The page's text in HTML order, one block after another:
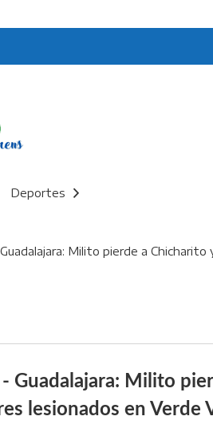
Deportes
- Guadalajara: Milito
lesionados en Verde